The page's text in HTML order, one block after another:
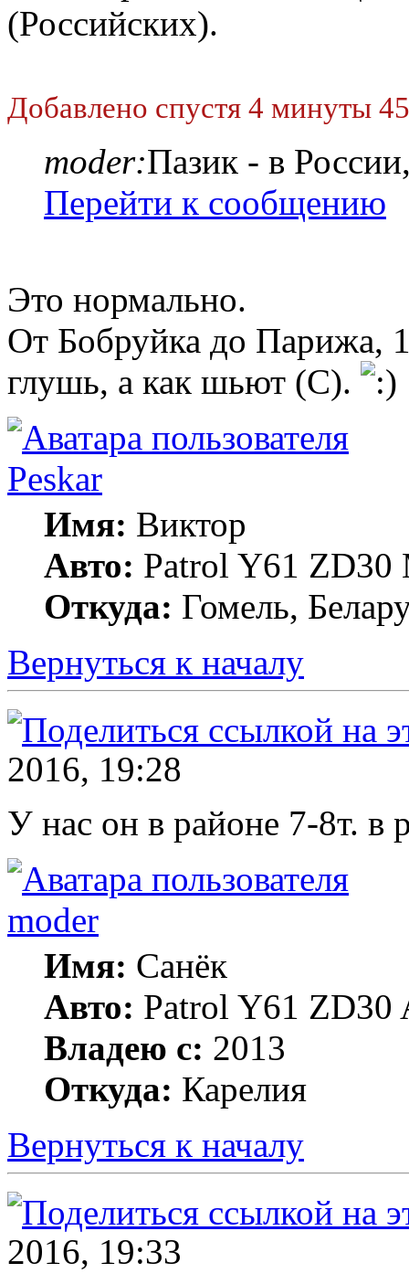
(Российских).
Добавлено спустя 4 минуты
moder:Пазик - в
Перейти к сообщению
Это нормально.
От Бобруйка до Парижа,
глушь, а как шьют (С).
Peskar
Имя: Виктор
Авто: Patrol Y61
Откуда: Гомель,
Вернуться к началу
2016, 19:28
У нас он в районе 7-8т. в
moder
Имя: Санёк
Авто: Patrol Y61 ZD30
Владею с: 2013
Откуда: Карелия
Вернуться к началу
2016, 19:33